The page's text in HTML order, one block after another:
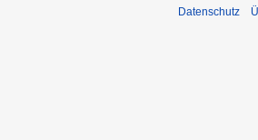
Datenschutz